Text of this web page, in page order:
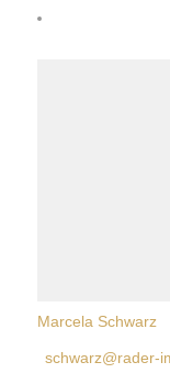
Marcela Schwarz
schwarz@rader-